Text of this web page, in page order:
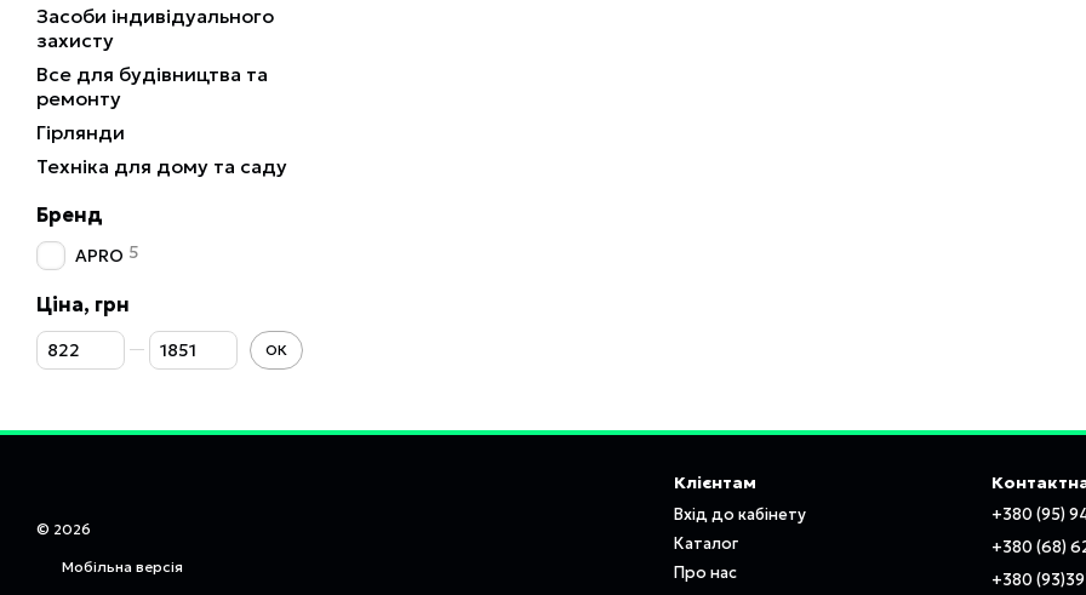
Засоби індивідуального
захисту
Все для будівництва та
ремонту
Гірлянди
Техніка для дому та саду
Бренд
APRO 5
Ціна, грн
Від Ціна, грн
До Ціна, грн ОК
© 2026
Мобільна версія
Клієнтам
Вхід до кабінету
Каталог
Про нас
+380 (95)
+380 (68)
+380